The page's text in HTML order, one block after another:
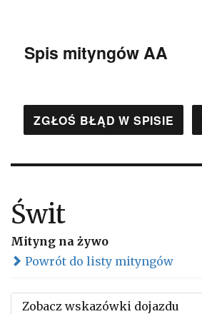
Spis mityngów AA
ZGŁOŚ BŁĄD W SPISIE
Świt
Mityng na żywo
Powrót do listy mityngów
Zobacz wskazówki dojazdu